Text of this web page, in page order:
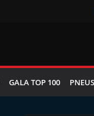
GALA TOP 100 PNEUS